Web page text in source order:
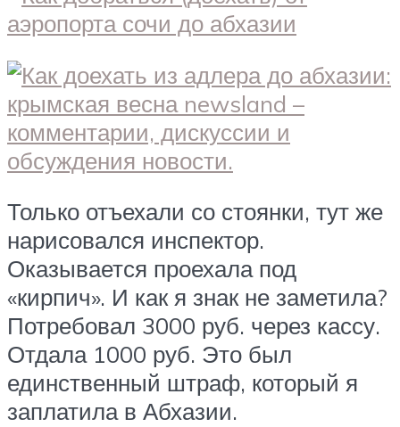
Только отъехали со стоянки, тут же
нарисовался инспектор.
Оказывается проехала под
«кирпич». И как я знак не заметила?
Потребовал 3000 руб. через кассу.
Отдала 1000 руб. Это был
единственный штраф, который я
заплатила в Абхазии.